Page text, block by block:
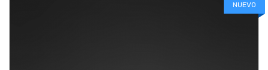
NUEVO